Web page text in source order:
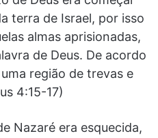
terra de Israel, por isso
almas aprisionadas,
de Deus. De acordo
região de trevas e
4:15-17)
Nazaré era esquecida,